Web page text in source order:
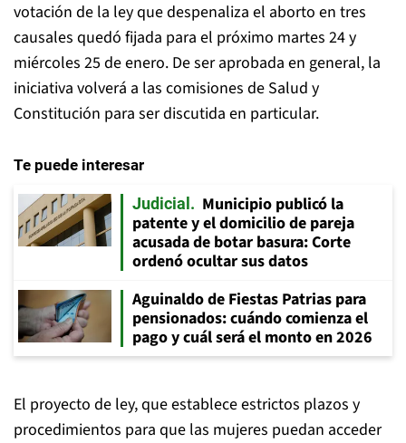
votación de la ley que despenaliza el aborto en tres
causales quedó fijada para el próximo martes 24 y
miércoles 25 de enero. De ser aprobada en general, la
iniciativa volverá a las comisiones de Salud y
Constitución para ser discutida en particular.
Te puede interesar
Judicial
Municipio publicó la
patente y el domicilio de pareja
acusada de botar basura: Corte
ordenó ocultar sus datos
Aguinaldo de Fiestas Patrias para
pensionados: cuándo comienza el
pago y cuál será el monto en 2026
El proyecto de ley, que establece estrictos plazos y
procedimientos para que las mujeres puedan acceder